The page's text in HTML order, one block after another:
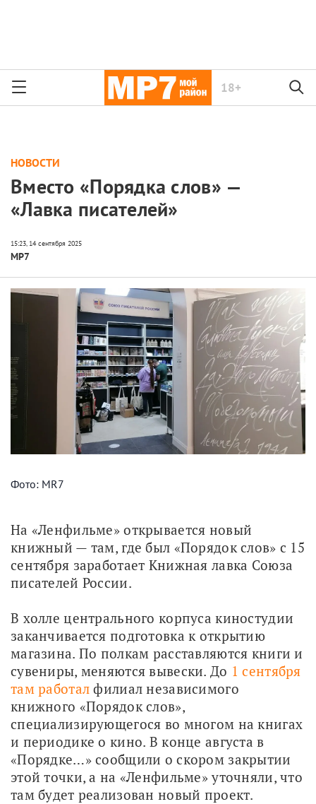
18+
НОВОСТИ
Вместо «Порядка слов» —
«Лавка писателей»
МР7
Фото: MR7
На «Ленфильме» открывается новый
книжный — там, где был «Порядок слов» с 15
сентября заработает Книжная лавка Союза
писателей России.
В холле центрального корпуса киностудии
заканчивается подготовка к открытию
магазина. По полкам расставляются книги и
сувениры, меняются вывески. До 1 сентября
там работал филиал независимого
книжного «Порядок слов»,
специализирующегося во многом на книгах
и периодике о кино. В конце августа в
«Порядке…» сообщили о скором закрытии
этой точки, а на «Ленфильме» уточняли, что
там будет реализован новый проект.